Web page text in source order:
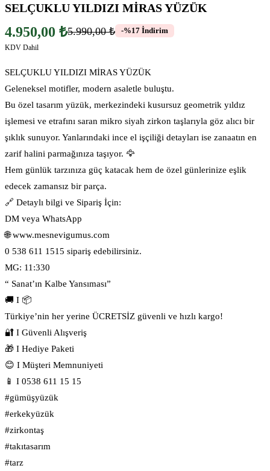
SELÇUKLU YILDIZI MİRAS YÜZÜK
4.950,00 ₺5.990,00 ₺ -%17 İndirim
KDV Dahil
SELÇUKLU YILDIZI MİRAS YÜZÜK
Geleneksel motifler, modern asaletle buluştu.
Bu özel tasarım yüzük, merkezindeki kusursuz geometrik yıldız
işlemesi ve etrafını saran mikro siyah zirkon taşlarıyla göz alıcı bir
şıklık sunuyor. Yanlarındaki ince el işçiliği detayları ise zanaatın en
zarif halini parmağınıza taşıyor. 🦅
Hem günlük tarzınıza güç katacak hem de özel günlerinize eşlik
edecek zamansız bir parça.
🔗 Detaylı bilgi ve Sipariş İçin:
DM veya WhatsApp
🌐 www.mesnevigumus.com
0 538 611 1515 sipariş edebilirsiniz.
MG: 11:330
“ Sanat’ın Kalbe Yansıması”
🚚 I 📦
Türkiye’nin her yerine ÜCRETSİZ güvenli ve hızlı kargo!
🔐 I Güvenli Alışveriş
🎁 I Hediye Paketi
😊 I Müşteri Memnuniyeti
📱 I 0538 611 15 15
#gümüşyüzük
#erkekyüzük
#zirkontaş
#takıtasarım
#tarz